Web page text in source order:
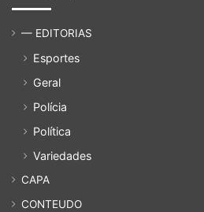
— EDITORIAS
Esportes
Geral
Polícia
Política
Variedades
CAPA
CONTEUDO